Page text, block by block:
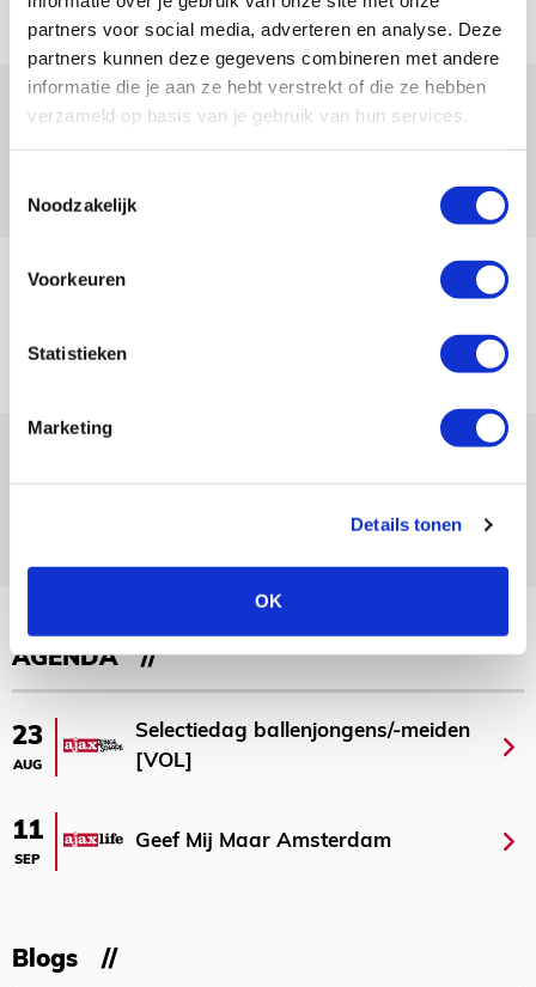
partners voor social media, adverteren en analyse. Deze
partners kunnen deze gegevens combineren met andere
informatie die je aan ze hebt verstrekt of die ze hebben
verzameld op basis van je gebruik van hun services.
Noodzakelijk
Voorkeuren
Statistieken
Marketing
Details tonen
OK
Net binnen //
Ajax zet Shelbourne eenvoudig opzij en
NIEUWS
Word ballenjongen of -meid bij Jong
06 AUGUSTUS 2026 - 13:13
Reis jij als mascotte mee naar uitduel
met Telstar?
AGENDA
23
AUG
Selectiedag ballenjongens/-meiden
[VOL]
11
SEP
Geef Mij Maar Amsterdam
Blogs